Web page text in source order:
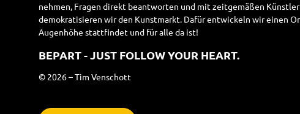
nehmen, Fragen direkt beantworten und mit zeitgemäßen
demokratisieren wir den Kunstmarkt. Dafür entwickeln wir einen
Augenhöhe stattfindet und für alle da ist!
BEPART - JUST FOLLOW YOUR HEART.
© 2026 – Tim Venschott